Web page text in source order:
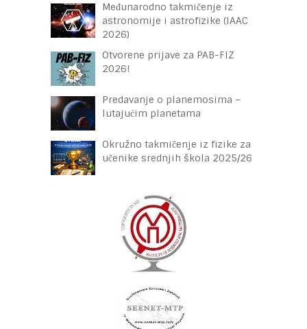
Međunarodno takmičenje iz
astronomije i astrofizike (IAAC
2026)
Otvorene prijave za PAB-FIZ
2026!
Predavanje o planemosima –
lutajućim planetama
Okružno takmičenje iz fizike za
učenike srednjih škola 2025/26